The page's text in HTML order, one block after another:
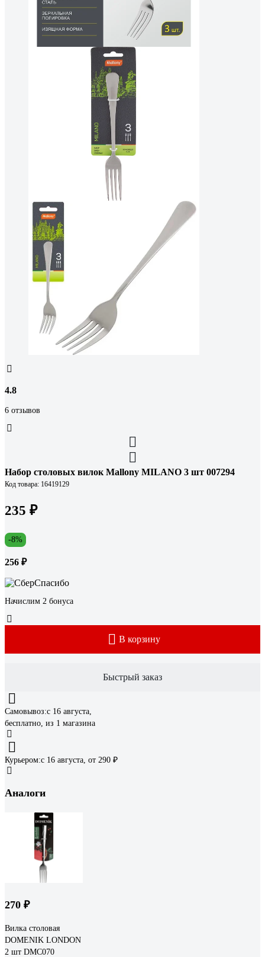
4.8
6 отзывов
Набор столовых вилок Mallony MILANO 3 шт 007294
Код товара: 16419129
235 ₽
-8%
256 ₽
Начислим 2 бонуса
В корзину
Быстрый заказ
Самовывоз:c 16 августа,
бесплатно, из 1 магазина
Курьером:c 16 августа, от 290 ₽
Аналоги
270 ₽
Вилка столовая
DOMENIK LONDON
2 шт DMC070